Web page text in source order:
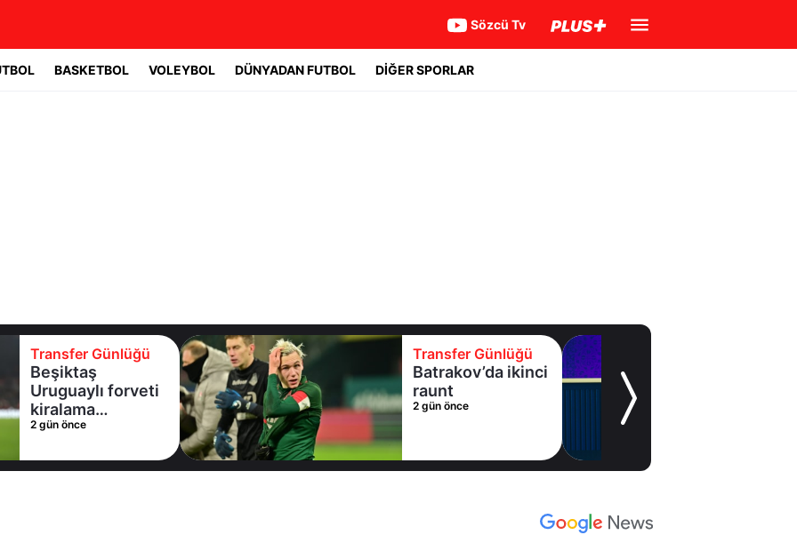
Sözcü Tv
BASKETBOL VOLEYBOL DÜNYADAN FUTBOL DİĞER SPORLAR
Transfer Günlüğü
Batrakov’da ikinci
raunt
2 gün önce
Transfer Günlüğü
Eyüpspor yeni
forvetini açıkladı
2 gün önce